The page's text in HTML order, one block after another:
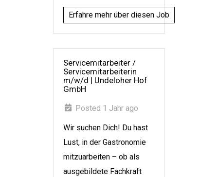
Erfahre mehr über diesen Job
Servicemitarbeiter /
Servicemitarbeiterin
m/w/d | Undeloher Hof
GmbH
Posted 1 Jahr ago
Wir suchen Dich! Du hast
Lust, in der Gastronomie
mitzuarbeiten – ob als
ausgebildete Fachkraft